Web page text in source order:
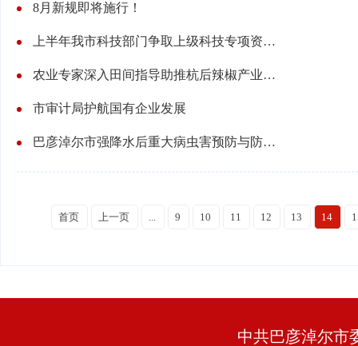
8月新规即将施行！
上半年我市科技部门争取上级科技专项资金超1亿元
农业专家深入田间指导助推杭后辣椒产业发展
市审计局护航国有企业发展
巴彦淖尔市强降水后重大病虫害预防与防控技术指导意见
首页 上一页 ... 9 10 11 12 13 14
中共巴彦淖尔市